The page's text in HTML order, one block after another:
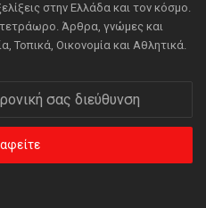
στην Ελλάδα και τον κόσμο.
Άρθρα, γνώμες και
Τοπικά, Οικονομία και Αθλητικά.